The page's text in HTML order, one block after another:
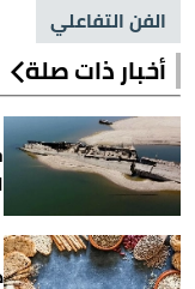
الفن التفاعلي
أخبار ذات صلة